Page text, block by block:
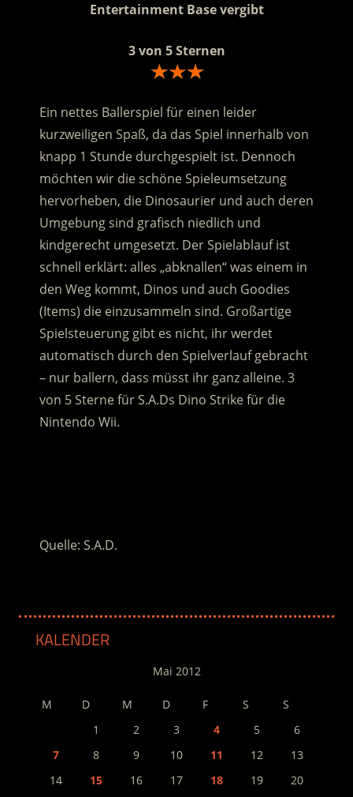
Entertainment Base vergibt
3 von 5 Sternen
Ein nettes Ballerspiel für einen leider
kurzweiligen Spaß, da das Spiel innerhalb von
knapp 1 Stunde durchgespielt ist. Dennoch
möchten wir die schöne Spieleumsetzung
hervorheben, die Dinosaurier und auch deren
Umgebung sind grafisch niedlich und
kindgerecht umgesetzt. Der Spielablauf ist
schnell erklärt: alles „abknallen“ was einem in
den Weg kommt, Dinos und auch Goodies
(Items) die einzusammeln sind. Großartige
Spielsteuerung gibt es nicht, ihr werdet
automatisch durch den Spielverlauf gebracht
– nur ballern, dass müsst ihr ganz alleine. 3
von 5 Sterne für S.A.Ds Dino Strike für die
Nintendo Wii.
Quelle: S.A.D.
KALENDER
Mai 2012
M D M D F S
S
1
2 3 4 5
6
7
8 9 10 11 12
13
14
15 16 17 18 19
20